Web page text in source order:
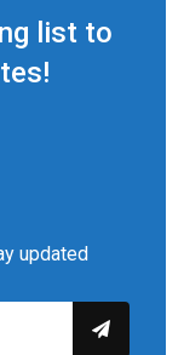
list to
updated